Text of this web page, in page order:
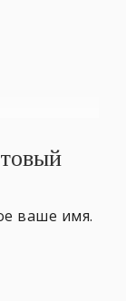
ваше имя.